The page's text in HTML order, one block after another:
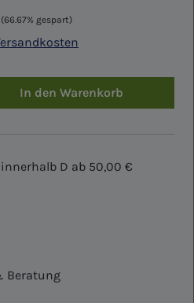
Preis:
(66.67% gespart)
Gib den
In den Warenkorb
D ab 50,00 €
Beratung